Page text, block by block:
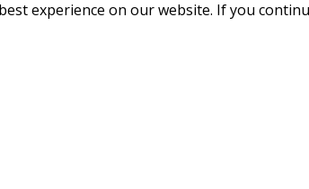
experience on our website. If you